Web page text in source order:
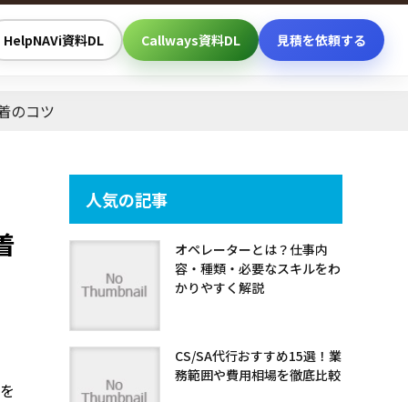
HelpNAVi資料DL Callways資料DL 見積を依頼する
のコツ
人気の記事
オペレーターとは？仕事内
容・種類・必要なスキルをわ
かりやすく解説
CS/SA代行おすすめ15選！業
務範囲や費用相場を徹底比較